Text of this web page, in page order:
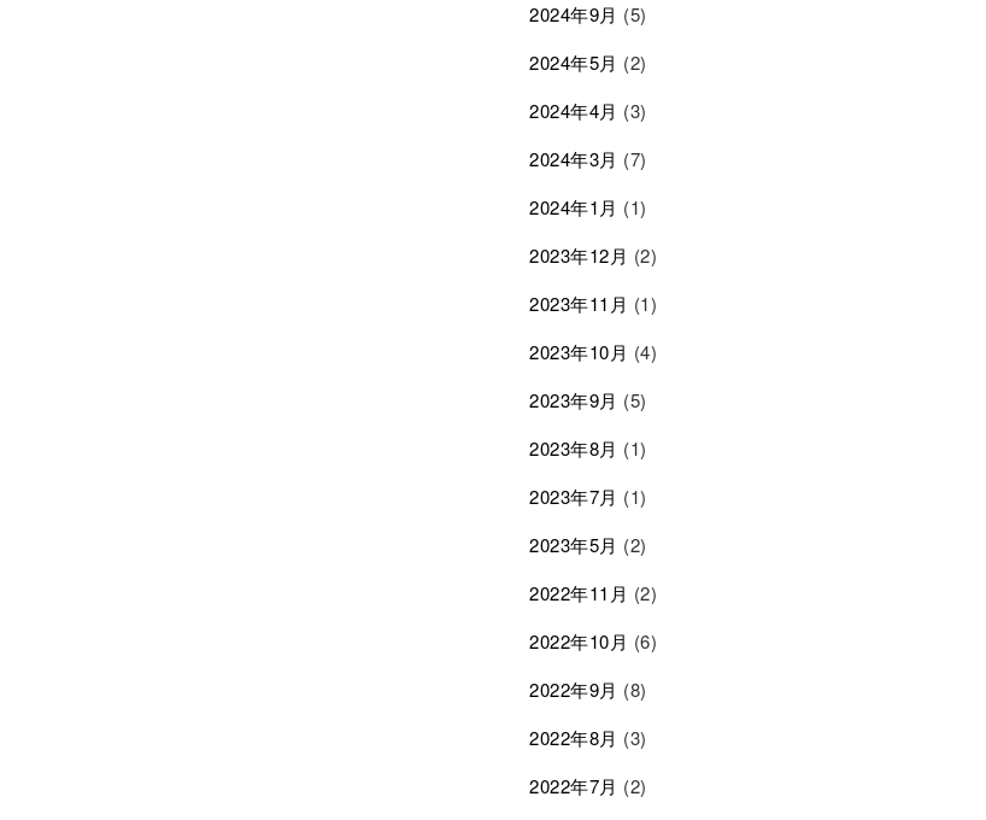
2024年9月 (5)
2024年5月 (2)
2024年4月 (3)
2024年3月 (7)
2024年1月 (1)
2023年12月 (2)
2023年11月 (1)
2023年10月 (4)
2023年9月 (5)
2023年8月 (1)
2023年7月 (1)
2023年5月 (2)
2022年11月 (2)
2022年10月 (6)
2022年9月 (8)
2022年8月 (3)
2022年7月 (2)